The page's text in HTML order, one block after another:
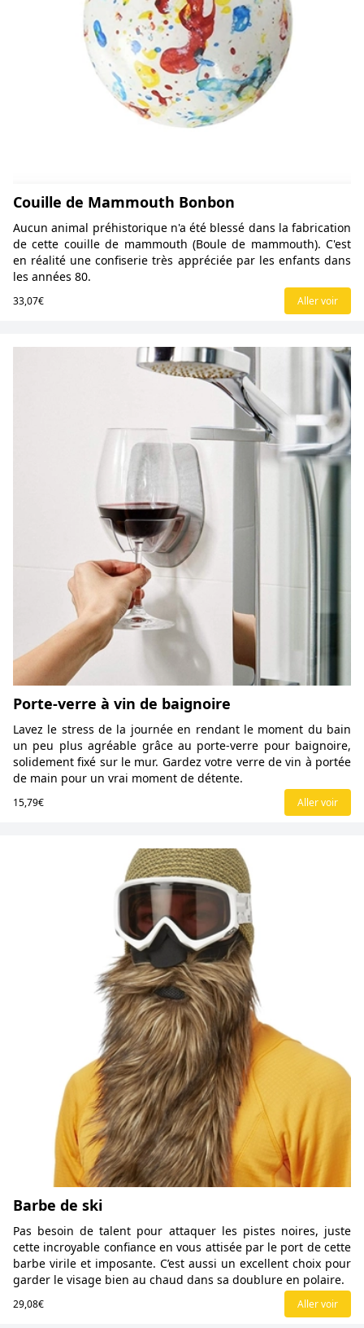
Couille de Mammouth Bonbon
Aucun animal préhistorique n'a été blessé dans la fabrication
de cette couille de mammouth (Boule de mammouth). C'est
en réalité une confiserie très appréciée par les enfants dans
les années 80.
33,07€ Aller voir
Porte-verre à vin de baignoire
Lavez le stress de la journée en rendant le moment du bain
un peu plus agréable grâce au porte-verre pour baignoire,
solidement fixé sur le mur. Gardez votre verre de vin à portée
de main pour un vrai moment de détente.
15,79€ Aller voir
Barbe de ski
Pas besoin de talent pour attaquer les pistes noires, juste
cette incroyable confiance en vous attisée par le port de cette
barbe virile et imposante. C’est aussi un excellent choix pour
garder le visage bien au chaud dans sa doublure en polaire.
29,08€ Aller voir